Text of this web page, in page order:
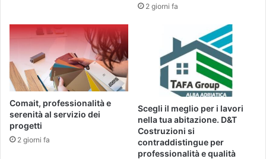
2 giorni fa
Comait, professionalità e
serenità al servizio dei
progetti
2 giorni fa
Scegli il meglio per i lavori
nella tua abitazione. D&T
Costruzioni si
contraddistingue per
professionalità e qualità